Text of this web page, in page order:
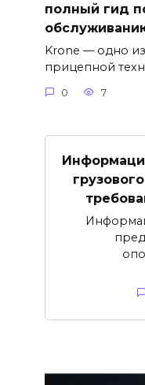
полный гид
Krone — одно
прицепной
0 7